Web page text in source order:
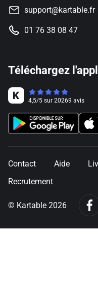
support@kartable.fr
01 76 38 08 47
Téléchargez
4,5/5 sur 20269 avis
Contact Aide
Recrutement
© Kartable 2026